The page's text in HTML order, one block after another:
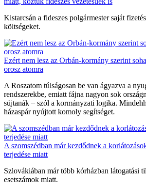
Kistarcsán a fideszes polgármester saját
költségeket.
Ezért nem lesz az Orbán-kormány szerint
orosz atomra
A Roszatom túlságosan be van ágyazva a
rendszerekbe, emiatt fájna nagyon sok
sújtanák – szól a kormányzati logika.
házaspár nyújtott komoly segítséget.
A szomszédban már kezdődnek a
terjedése miatt
Szlovákiában már több kórházban látogatási
esetszámok miatt.